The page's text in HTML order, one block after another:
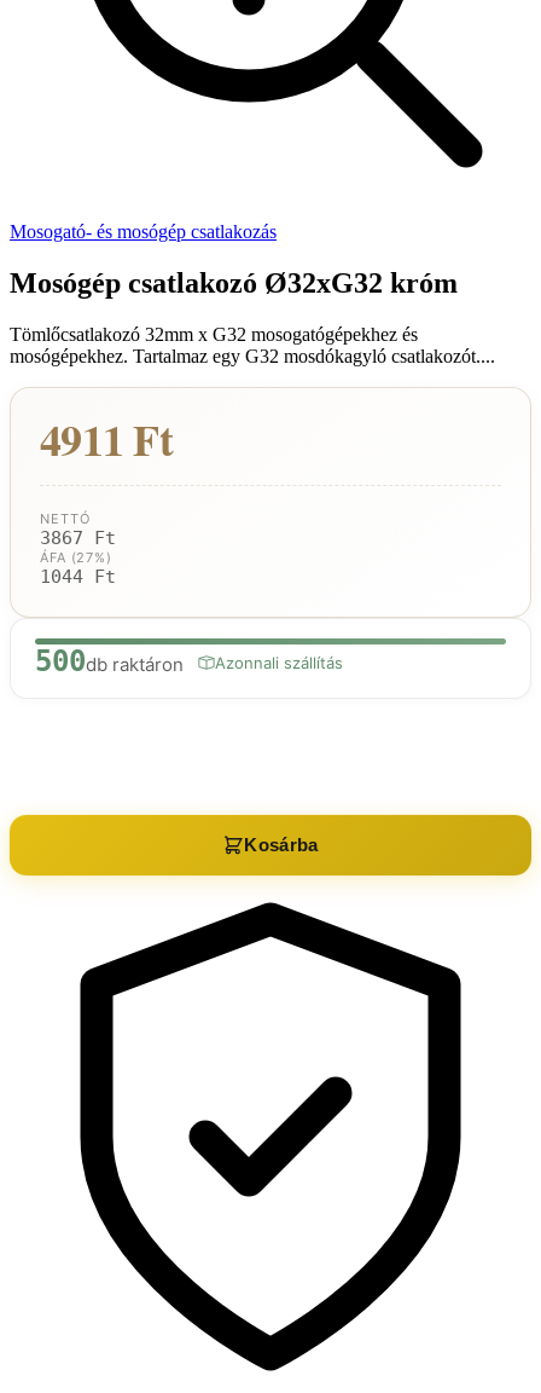
Mosogató- és mosógép csatlakozás
Mosógép csatlakozó Ø32xG32 króm
Tömlőcsatlakozó 32mm x G32 mosogatógépekhez és
mosógépekhez. Tartalmaz egy G32 mosdókagyló csatlakozót....
4911 Ft
NETTÓ
3867 Ft
ÁFA (27%)
1044 Ft
500db raktáron Azonnali szállítás
Kosárba